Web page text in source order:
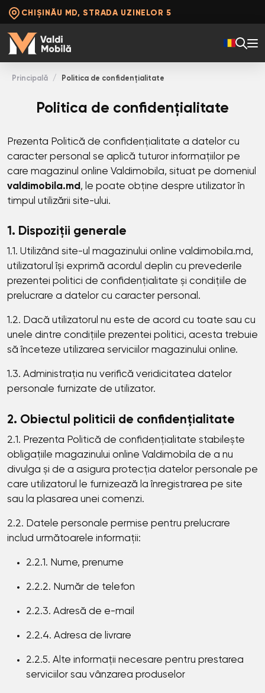
CHIȘINĂU MD, STRADA UZINELOR 5
Principală Politica de confidențialitate
Politica de confidențialitate
Prezenta Politică de confidențialitate a datelor cu
caracter personal se aplică tuturor informațiilor pe
care magazinul online Valdimobila, situat pe domeniul
valdimobila.md , le poate obține despre utilizator în
timpul utilizării site-ului.
1. Dispoziții generale
1.1. Utilizând site-ul magazinului online valdimobila.md,
utilizatorul își exprimă acordul deplin cu prevederile
prezentei politici de confidențialitate și condițiile de
prelucrare a datelor cu caracter personal.
1.2. Dacă utilizatorul nu este de acord cu toate sau cu
unele dintre condițiile prezentei politici, acesta trebuie
să înceteze utilizarea serviciilor magazinului online.
1.3. Administrația nu verifică veridicitatea datelor
personale furnizate de utilizator.
2. Obiectul politicii de confidențialitate
2.1. Prezenta Politică de confidențialitate stabilește
obligațiile magazinului online Valdimobila de a nu
divulga și de a asigura protecția datelor personale pe
care utilizatorul le furnizează la înregistrarea pe site
sau la plasarea unei comenzi.
2.2. Datele personale permise pentru prelucrare
includ următoarele informații:
2.2.1. Nume, prenume
2.2.2. Număr de telefon
2.2.3. Adresă de e-mail
2.2.4. Adresa de livrare
2.2.5. Alte informații necesare pentru prestarea
serviciilor sau vânzarea produselor